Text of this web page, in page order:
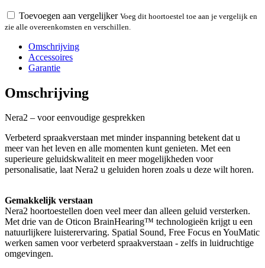
Toevoegen aan vergelijker Voeg dit hoortoestel toe aan je vergelijk en
zie alle overeenkomsten en verschillen.
Omschrijving
Accessoires
Garantie
Omschrijving
Nera2 – voor eenvoudige gesprekken
Verbeterd spraakverstaan met minder inspanning betekent dat u
meer van het leven en alle momenten kunt genieten. Met een
superieure geluidskwaliteit en meer mogelijkheden voor
personalisatie, laat Nera2 u geluiden horen zoals u deze wilt horen.
Gemakkelijk verstaan
Nera2 hoortoestellen doen veel meer dan alleen geluid versterken.
Met drie van de Oticon BrainHearing™ technologieën krijgt u een
natuurlijkere luisterervaring. Spatial Sound, Free Focus en YouMatic
werken samen voor verbeterd spraakverstaan - zelfs in luidruchtige
omgevingen.